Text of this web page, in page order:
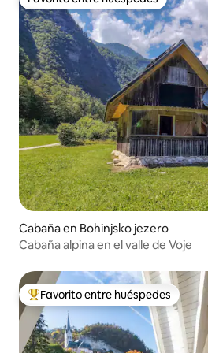
Favorito entre huéspedes
Cabaña en Bohinjsko jezero
Cabaña alpina en el valle de Voje
Favorito entre huéspedes preferido
Favorito entre huéspedes